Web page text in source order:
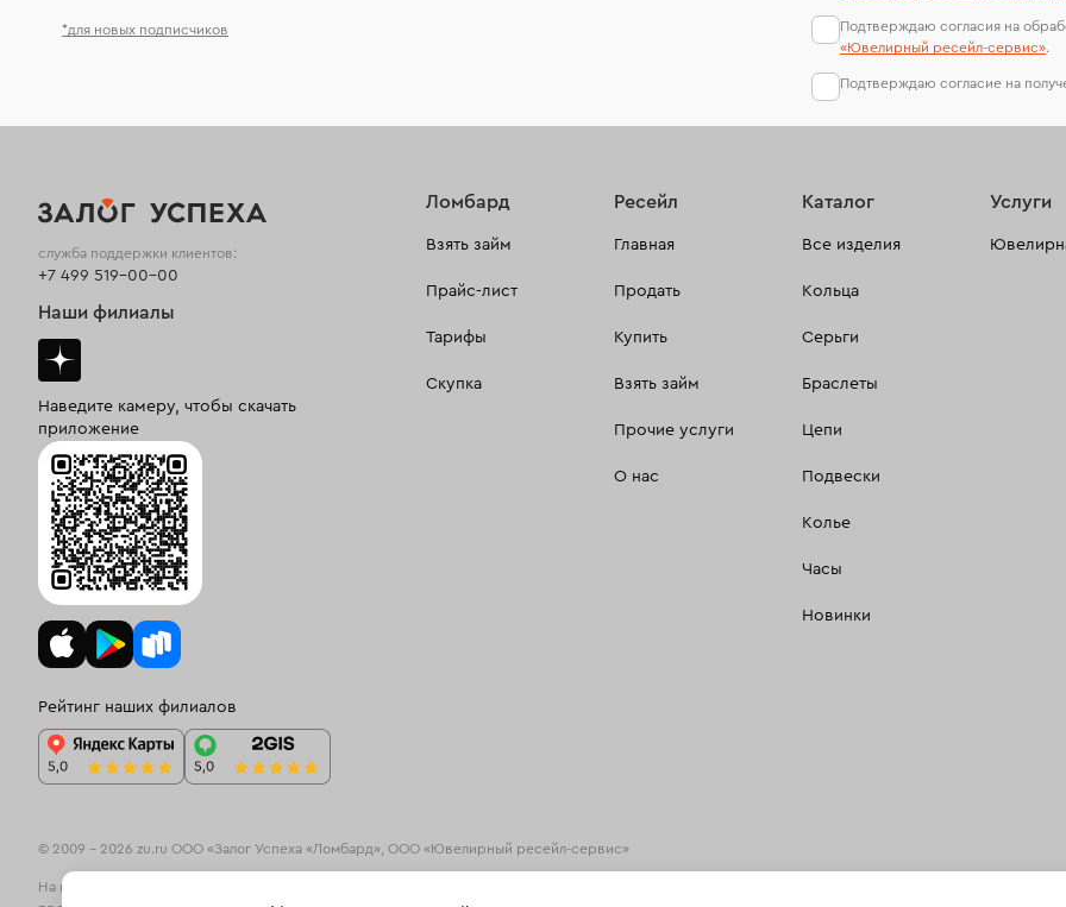
*для новых подписчиков Подтверждаю согласия на
«Ювелирный ресейл-сервиc».
Подтверждаю согласие на
Ломбард
Взять займ
Прайс-лист
Тарифы
Скупка
Ресейл
Главная
Продать
Купить
Взять займ
Прочие услуги
О нас
Каталог
Все изделия
Кольца
Серьги
Браслеты
Цепи
Подвески
Колье
Часы
Новинки
Услуги
служба поддержки клиентов:
+7 499 519-00-00
Наши филиалы
Наведите камеру, чтобы скачать
приложение
Рейтинг наших филиалов
© 2009 – 2026 zu.ru ООО «Залог Успеха «Ломбард», ООО «Ювелирный ресейл-сервис»
На информационном ресурсе zu.ru применяются